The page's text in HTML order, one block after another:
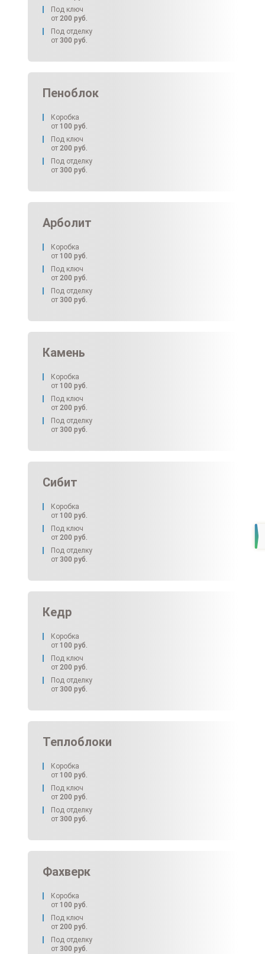
Под ключ
от 200 руб.
Под отделку
от 300 руб.
Пеноблок
Коробка
от 100 руб.
Под ключ
от 200 руб.
Под отделку
от 300 руб.
Арболит
Коробка
от 100 руб.
Под ключ
от 200 руб.
Под отделку
от 300 руб.
Камень
Коробка
от 100 руб.
Под ключ
от 200 руб.
Под отделку
от 300 руб.
Сибит
Коробка
от 100 руб.
Под ключ
от 200 руб.
Под отделку
от 300 руб.
Кедр
Коробка
от 100 руб.
Под ключ
от 200 руб.
Под отделку
от 300 руб.
Теплоблоки
Коробка
от 100 руб.
Под ключ
от 200 руб.
Под отделку
от 300 руб.
Фахверк
Коробка
от 100 руб.
Под ключ
от 200 руб.
Под отделку
от 300 руб.